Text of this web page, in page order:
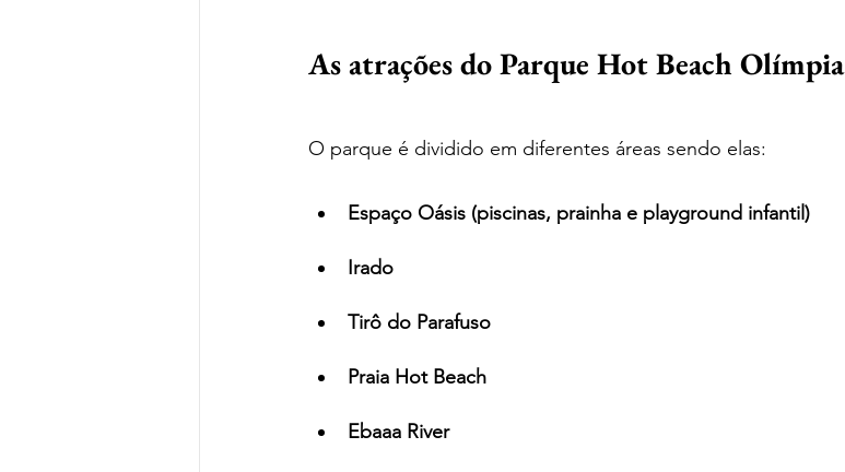
As atrações do Parque Hot Beach Olímpia
O parque é dividido em diferentes áreas sendo elas:
Espaço Oásis (piscinas, prainha e playground infantil)
Irado
Tirô do Parafuso
Praia Hot Beach
Ebaaa River